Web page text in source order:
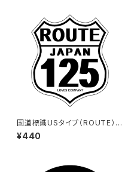
国道標識USタイプ（ROUTE）ス
テッカー 125号線（ホワイト）
¥440